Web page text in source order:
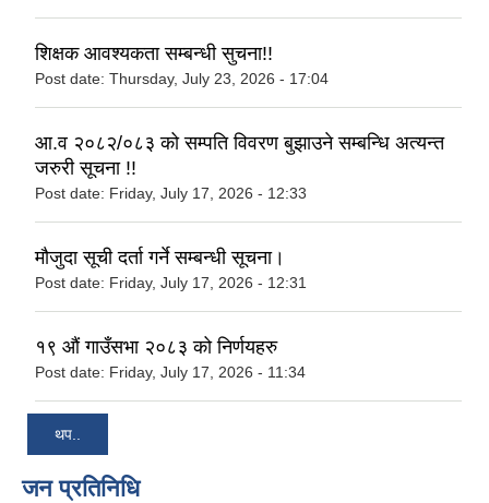
शिक्षक आवश्यकता सम्बन्धी सुचना!!
Post date: Thursday, July 23, 2026 - 17:04
आ.व २०८२/०८३ को सम्पति विवरण बुझाउने सम्बन्धि अत्यन्त
जरुरी सूचना !!
Post date: Friday, July 17, 2026 - 12:33
मौजुदा सूची दर्ता गर्ने सम्बन्धी सूचना।
Post date: Friday, July 17, 2026 - 12:31
१९ औं गाउँसभा २०८३ को निर्णयहरु
Post date: Friday, July 17, 2026 - 11:34
थप..
जन प्रतिनिधि